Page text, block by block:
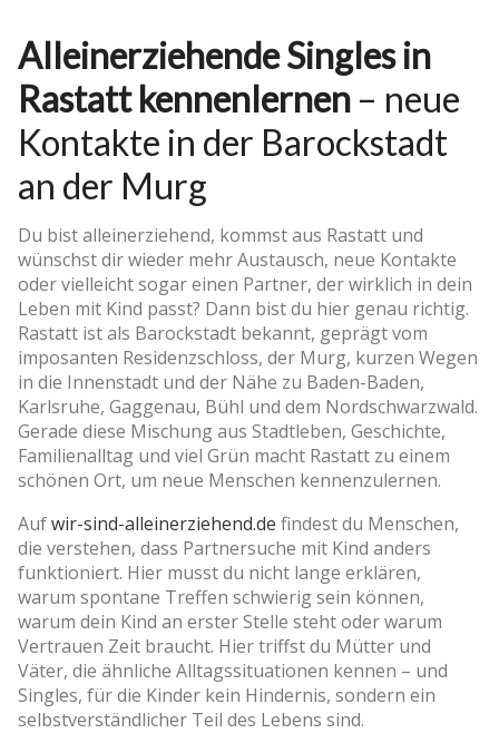
Witze
Wissen
Rechte
Alleinerziehende Singles in
Rastatt kennenlernen – neue
Kontakte in der Barockstadt
an der Murg
Du bist alleinerziehend, kommst aus Rastatt und
wünschst dir wieder mehr Austausch, neue Kontakte
oder vielleicht sogar einen Partner, der wirklich in dein
Leben mit Kind passt? Dann bist du hier genau richtig.
Rastatt ist als Barockstadt bekannt, geprägt vom
imposanten Residenzschloss, der Murg, kurzen Wegen
in die Innenstadt und der Nähe zu Baden-Baden,
Karlsruhe, Gaggenau, Bühl und dem Nordschwarzwald.
Gerade diese Mischung aus Stadtleben, Geschichte,
Familienalltag und viel Grün macht Rastatt zu einem
schönen Ort, um neue Menschen kennenzulernen.
Aufwir-sind-alleinerziehend.de findest du Menschen,
die verstehen, dass Partnersuche mit Kind anders
funktioniert. Hier musst du nicht lange erklären,
warum spontane Treffen schwierig sein können,
warum dein Kind an erster Stelle steht oder warum
Vertrauen Zeit braucht. Hier triffst du Mütter und
Väter, die ähnliche Alltagssituationen kennen – und
Singles, für die Kinder kein Hindernis, sondern ein
selbstverständlicher Teil des Lebens sind.